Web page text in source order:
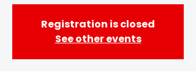
Registration is closed
See other events